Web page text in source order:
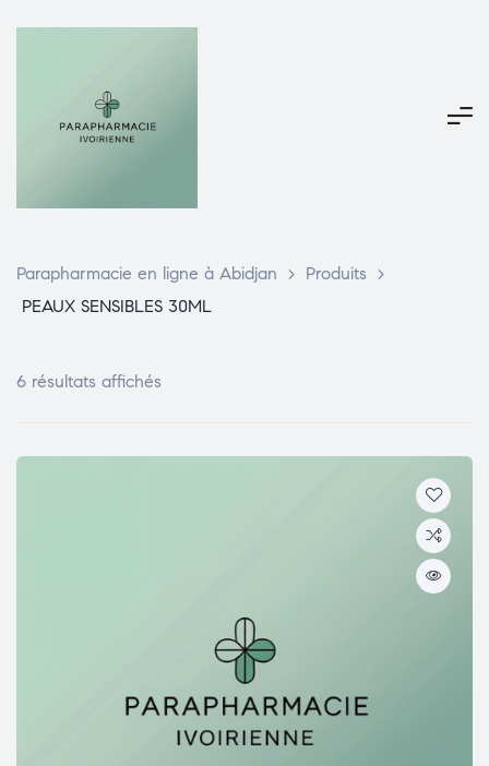
Parapharmacie en ligne à Abidjan > Produits
>
PEAUX SENSIBLES 30ML
6 résultats affichés